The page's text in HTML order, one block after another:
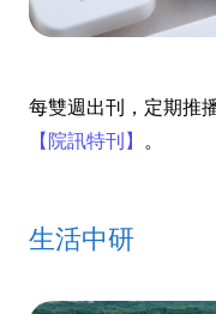
每雙週出刊，定期推
【院訊特刊】
。
生活中研